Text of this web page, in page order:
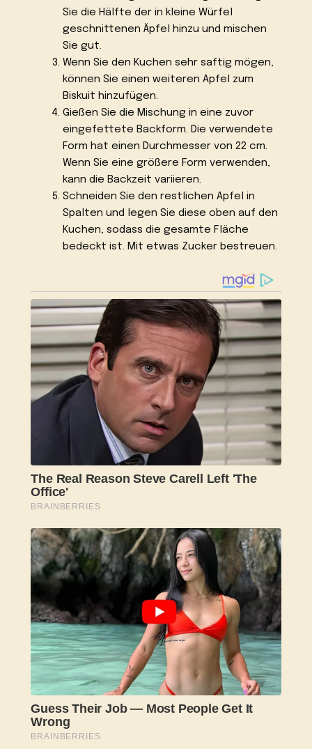
Sie die Hälfte der in kleine Würfel
geschnittenen Äpfel hinzu und mischen
Sie gut.
Wenn Sie den Kuchen sehr saftig mögen,
können Sie einen weiteren Apfel zum
Biskuit hinzufügen.
Gießen Sie die Mischung in eine zuvor
eingefettete Backform. Die verwendete
Form hat einen Durchmesser von 22 cm.
Wenn Sie eine größere Form verwenden,
kann die Backzeit variieren.
Schneiden Sie den restlichen Apfel in
Spalten und legen Sie diese oben auf den
Kuchen, sodass die gesamte Fläche
bedeckt ist. Mit etwas Zucker bestreuen.